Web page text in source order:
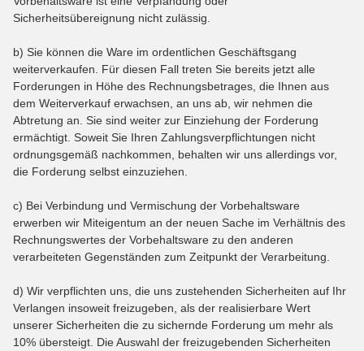
Sicherheitsübereignung nicht zulässig.
b) Sie können die Ware im ordentlichen Geschäftsgang
weiterverkaufen. Für diesen Fall treten Sie bereits jetzt alle
Forderungen in Höhe des Rechnungsbetrages, die Ihnen aus
dem Weiterverkauf erwachsen, an uns ab, wir nehmen die
Abtretung an. Sie sind weiter zur Einziehung der Forderung
ermächtigt. Soweit Sie Ihren Zahlungsverpflichtungen nicht
ordnungsgemäß nachkommen, behalten wir uns allerdings vor,
die Forderung selbst einzuziehen.
c) Bei Verbindung und Vermischung der Vorbehaltsware
erwerben wir Miteigentum an der neuen Sache im Verhältnis des
Rechnungswertes der Vorbehaltsware zu den anderen
verarbeiteten Gegenständen zum Zeitpunkt der Verarbeitung.
d) Wir verpflichten uns, die uns zustehenden Sicherheiten auf Ihr
Verlangen insoweit freizugeben, als der realisierbare Wert
unserer Sicherheiten die zu sichernde Forderung um mehr als
10% übersteigt. Die Auswahl der freizugebenden Sicherheiten